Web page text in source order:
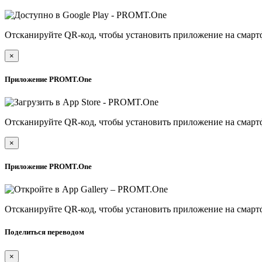
Отсканируйте QR-код, чтобы установить приложение на
×
Приложение PROMT.One
Отсканируйте QR-код, чтобы установить приложение на
×
Приложение PROMT.One
Отсканируйте QR-код, чтобы установить приложение на
Поделиться переводом
×